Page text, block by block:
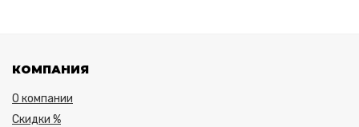
КОМПАНИЯ
О компании
Скидки %